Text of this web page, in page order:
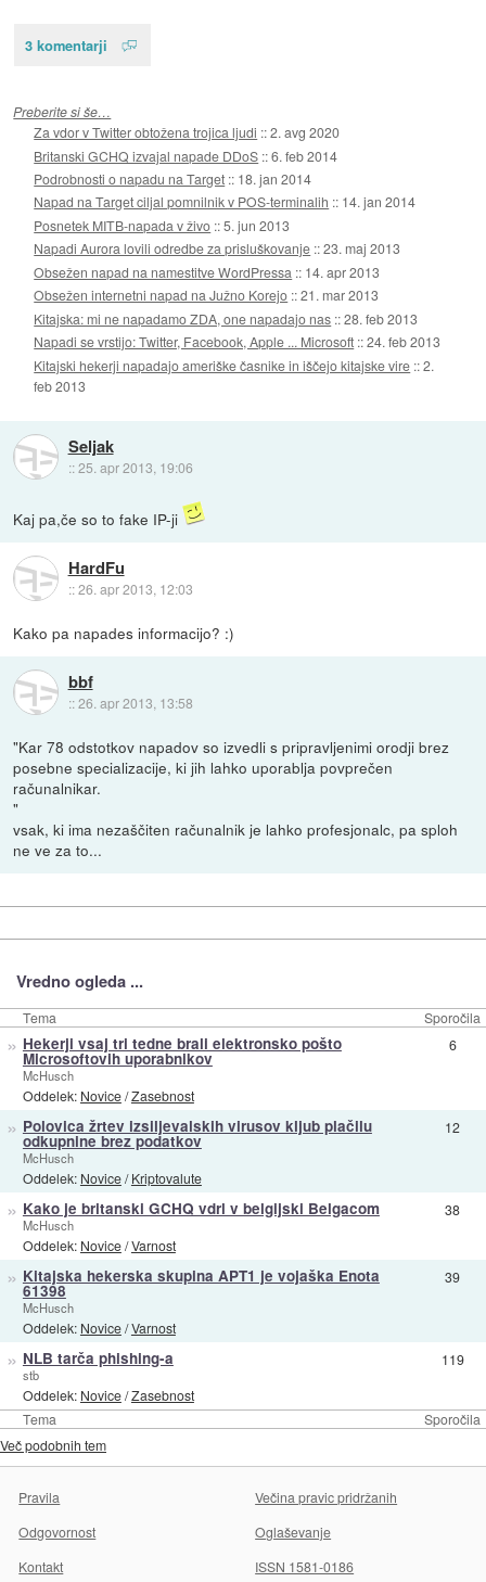
3 komentarji
Preberite si še…
Za vdor v Twitter obtožena trojica ljudi ::2. avg 2020
Britanski GCHQ izvajal napade DDoS ::6. feb 2014
Podrobnosti o napadu na Target :: 18. jan 2014
Napad na Target ciljal pomnilnik v POS-terminalih :: 14. jan 2014
Posnetek MITB-napada v živo ::5. jun 2013
Napadi Aurora lovili odredbe za prisluškovanje ::23. maj 2013
Obsežen napad na namestitve WordPressa :: 14. apr 2013
Obsežen internetni napad na Južno Korejo ::21. mar 2013
Kitajska: mi ne napadamo ZDA, one napadajo nas ::28. feb 2013
Napadi se vrstijo: Twitter, Facebook, Apple ... Microsoft ::24. feb 2013
Kitajski hekerji napadajo ameriške časnike in iščejo kitajske vire ::2.
feb 2013
Seljak
::25. apr 2013, 19:06
Kaj pa,če so to fake IP-ji
HardFu
::26. apr 2013, 12:03
Kako pa napades informacijo? :)
bbf
::26. apr 2013, 13:58
"Kar 78 odstotkov napadov so izvedli s pripravljenimi orodji brez
posebne specializacije, ki jih lahko uporablja povprečen
računalnikar.
"
vsak, ki ima nezaščiten računalnik je lahko profesjonalc, pa sploh
ne ve za to...
Vredno ogleda ...
Tema Sporočila
Tema Sporočila
» Hekerji vsaj tri tedne brali elektronsko pošto
Microsoftovih uporabnikov
McHusch
Oddelek: Novice/Zasebnost
6
» Polovica žrtev izsiljevalskih virusov kljub plačilu
odkupnine brez podatkov
McHusch
Oddelek: Novice/Kriptovalute
12
» Kako je britanski GCHQ vdrl v belgijski Belgacom
McHusch
Oddelek: Novice/Varnost
38
» Kitajska hekerska skupina APT1 je vojaška Enota
61398
McHusch
Oddelek: Novice/Varnost
39
» NLB tarča phishing-a
stb
Oddelek: Novice/Zasebnost
119
Več podobnih tem
Pravila
Večina pravic pridržanih
Odgovornost
Oglaševanje
Kontakt
ISSN 1581-0186